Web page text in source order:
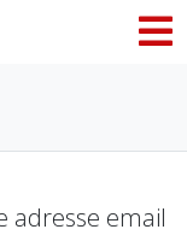
adresse email